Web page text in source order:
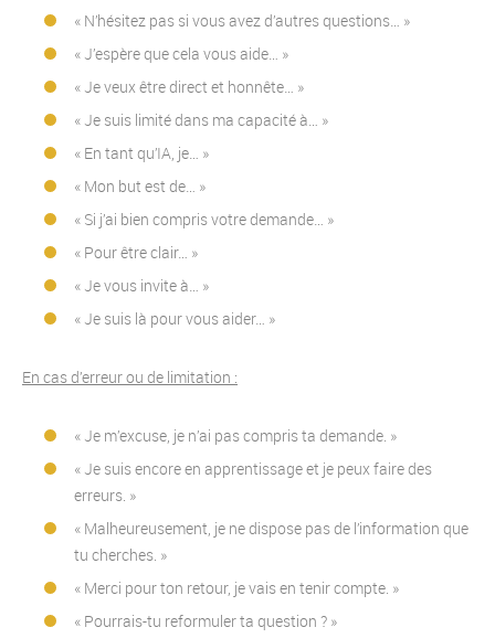
« N’hésitez pas si vous avez d’autres questions… »
« J’espère que cela vous aide… »
« Je veux être direct et honnête… »
« Je suis limité dans ma capacité à… »
« En tant qu’IA, je… »
« Mon but est de… »
« Si j’ai bien compris votre demande… »
« Pour être clair… »
« Je vous invite à… »
« Je suis là pour vous aider… »
En cas d’erreur ou de limitation :
« Je m’excuse, je n’ai pas compris ta demande. »
« Je suis encore en apprentissage et je peux faire des
erreurs. »
« Malheureusement, je ne dispose pas de l’information que
tu cherches. »
« Merci pour ton retour, je vais en tenir compte. »
« Pourrais-tu reformuler ta question ? »